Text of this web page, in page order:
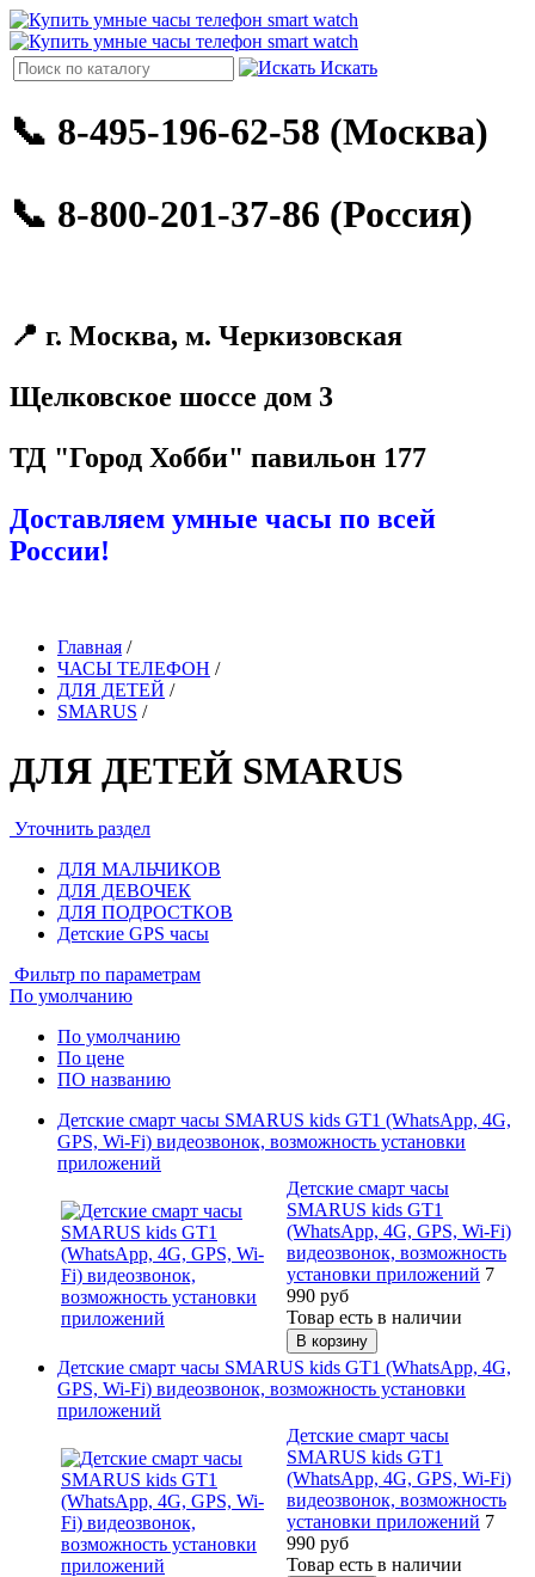
Искать
📞 8-495-196-62-58 (Москва)
📞 8-800-201-37-86 (Россия)
📍 г. Москва, м. Черкизовская
Щелковское шоссе дом 3
ТД "Город Хобби" павильон 177
Доставляем умные часы по всей
России!
Главная /
ЧАСЫ ТЕЛЕФОН /
ДЛЯ ДЕТЕЙ /
SMARUS /
ДЛЯ ДЕТЕЙ SMARUS
Уточнить раздел
ДЛЯ МАЛЬЧИКОВ
ДЛЯ ДЕВОЧЕК
ДЛЯ ПОДРОСТКОВ
Детские GPS часы
Фильтр по параметрам
По умолчанию
По умолчанию
По цене
ПО названию
Детские смарт часы SMARUS kids GT1 (WhatsApp, 4G,
GPS, Wi-Fi) видеозвонок, возможность установки
приложений
Детские смарт часы
SMARUS kids GT1
(WhatsApp, 4G, GPS, Wi-Fi)
видеозвонок, возможность
установки приложений 7
990 руб
Товар есть в наличии
Детские смарт часы SMARUS kids GT1 (WhatsApp, 4G,
GPS, Wi-Fi) видеозвонок, возможность установки
приложений
Детские смарт часы
SMARUS kids GT1
(WhatsApp, 4G, GPS, Wi-Fi)
видеозвонок, возможность
установки приложений 7
990 руб
Товар есть в наличии